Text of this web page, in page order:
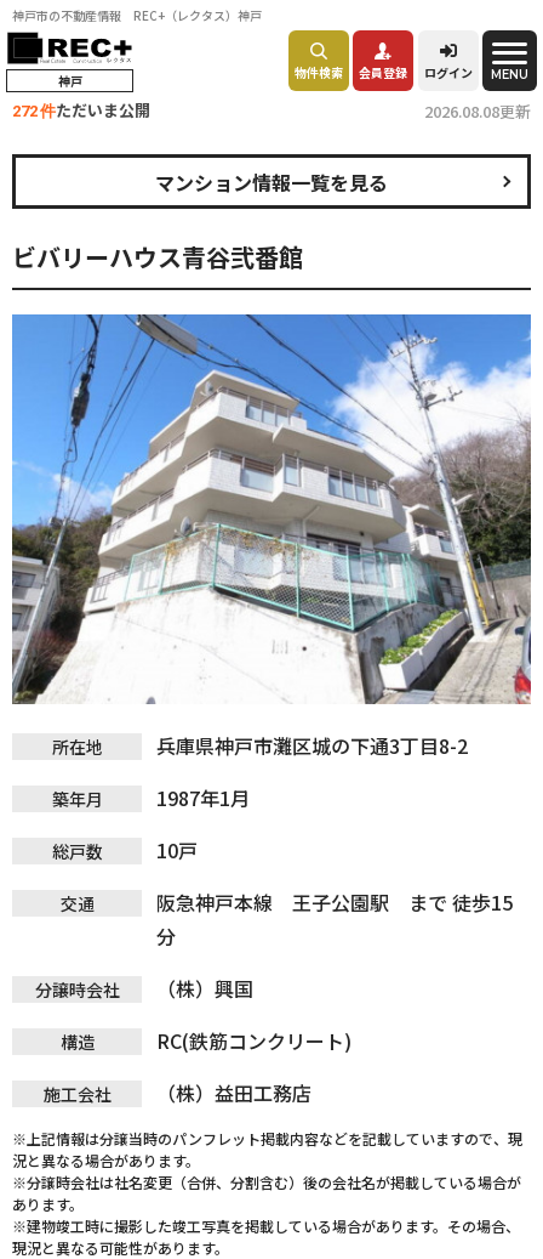
神戸市の不動産情報 REC+（レクタス）神戸
神戸 物件検索 会員登録 ログイン MENU
272 件ただいま公開 2026.08.08更新
ビバリーハウス青谷弐番館
マンション情報一覧を見る
所在地 兵庫県神戸市灘区城の下通3丁目8-2
築年月 1987年1月
総戸数 10戸
交通
阪急神戸本線 王子公園駅 まで 徒歩15
分
分譲時会社 （株）興国
構造 RC(鉄筋コンクリート)
施工会社 （株）益田工務店
※上記情報は分譲当時のパンフレット掲載内容などを記載していますので、現
況と異なる場合があります。
※分譲時会社は社名変更（合併、分割含む）後の会社名が掲載している場合が
あります。
※建物竣工時に撮影した竣工写真を掲載している場合があります。その場合、
現況と異なる可能性があります。